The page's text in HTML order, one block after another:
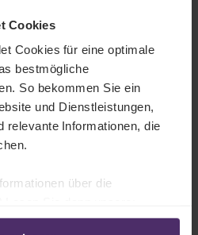
Cookies
Cookies für eine optimale
bestmögliche
So bekommen Sie ein
und Dienstleistungen,
relevante Informationen, die
über die
Cookie-Richtlinie
Tage angerechnete Tage
Arbeitstage pro Monat ist für
Sechs-Tage-Wocheauf
mit einer Arbeitswoche von
wird ein